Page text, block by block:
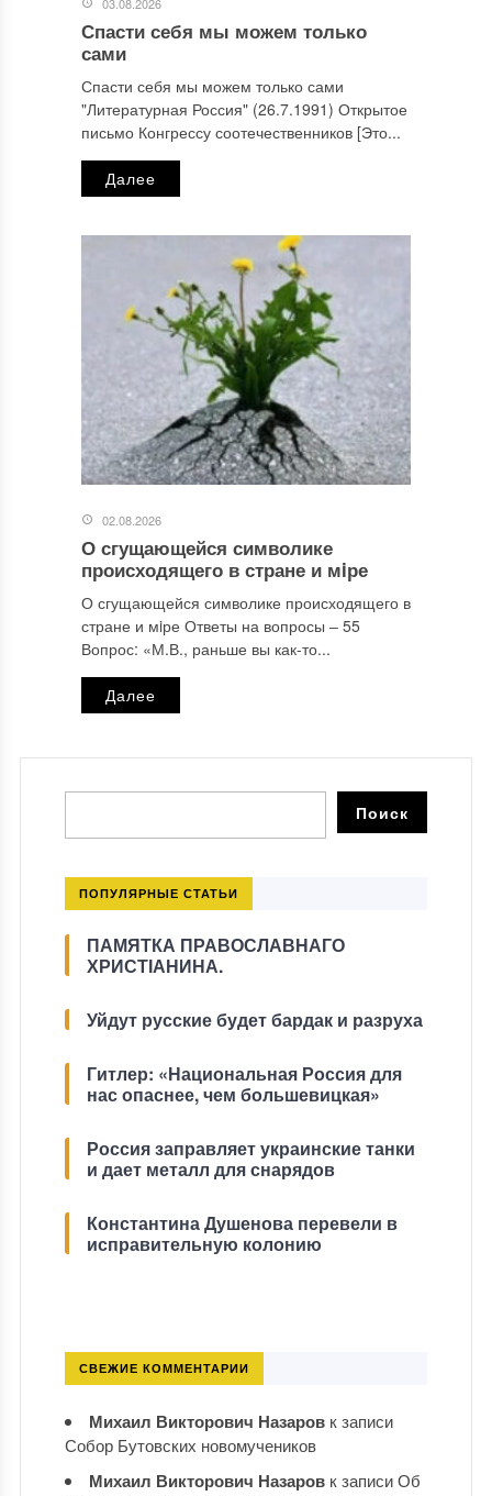
Спасти себя мы можем только
сами
Спасти себя мы можем только сами
"Литературная Россия" (26.7.1991) Открытое
письмо Конгрессу соотечественников [Это...
Далее
02.08.2026
О сгущающейся символике
происходящего в стране и мiре
О сгущающейся символике происходящего в
стране и мiре Ответы на вопросы ‒ 55
Вопрос: «М.В., раньше вы как-то...
Далее
ПОПУЛЯРНЫЕ СТАТЬИ
ПАМЯТКА ПРАВОСЛАВНАГО
ХРИСТІАНИНА.
Уйдут русские будет бардак и разруха
Гитлер: «Национальная Россия для
нас опаснее, чем большевицкая»
Россия заправляет украинские танки
и дает металл для снарядов
Константина Душенова перевели в
исправительную колонию
СВЕЖИЕ КОММЕНТАРИИ
Михаил Викторович Назаровк записи
Собор Бутовских новомучеников
Михаил Викторович Назаровк записиОб